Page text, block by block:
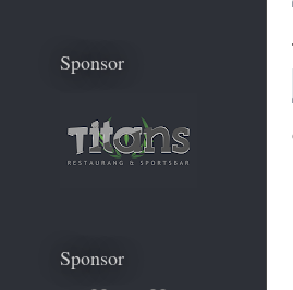
Sponsor
Sponsor